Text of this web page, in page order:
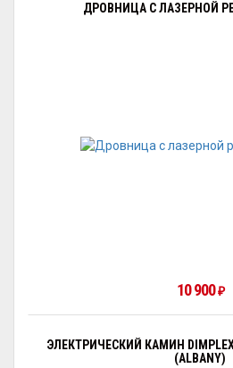
ДРОВНИЦА С ЛАЗЕРНОЙ
10 900₽
ЭЛЕКТРИЧЕСКИЙ КАМИН DIMPLEX
(ALBANY)